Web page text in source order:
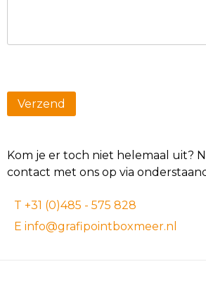
Kom je er toch niet helemaal uit?
contact met ons op via
T +31 (0)485 - 575 828
E info@grafipointboxmeer.nl